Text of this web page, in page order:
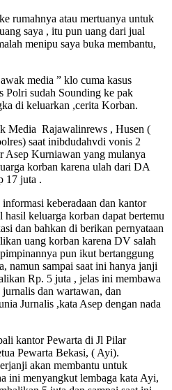
rumahnya atau mertuanya untuk
saya , itu pun uang dari jual
menipu saya buka membantu,
media ” klo cuma kasus
Polri sudah Sounding ke pak
di keluarkan ,cerita Korban.
Media Rajawalinrews , Husen (
saat inibdudahvdi vonis 2
Asep Kurniawan yang mulanya
korban karena ulah dari DA
17 juta .
keberadaan dan kantor
keluarga korban dapat bertemu
dan bahkan di berikan pernyataan
uang korban karena DV salah
pun ikut bertanggung
namun sampai saat ini hanya janji
Rp. 5 juta , jelas ini membawa
dan wartawan, dan
Jurnalis ,kata Asep dengan nada
kantor Pewarta di Jl Pilar
Pewarta Bekasi, ( Ayi).
akan membantu untuk
ini menyangkut lembaga kata Ayi,